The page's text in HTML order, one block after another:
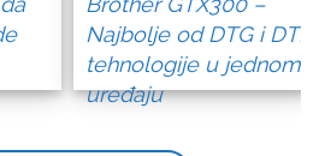
Najbolje od DTG i DTF
tehnologije u jednom
uređaju